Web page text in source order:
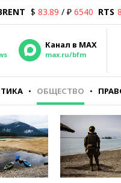
$ 83.89 / ₽ 6540 RTS
Канал в MAX
max.ru/bfm
ОБЩЕСТВО